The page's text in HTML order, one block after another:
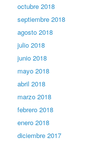
octubre 2018
septiembre 2018
agosto 2018
julio 2018
junio 2018
mayo 2018
abril 2018
marzo 2018
febrero 2018
enero 2018
diciembre 2017